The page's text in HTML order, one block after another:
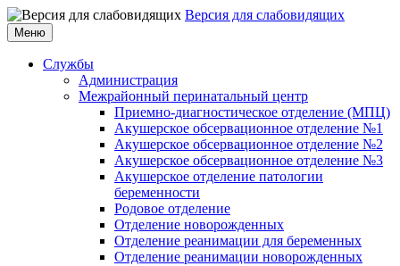
Версия для слабовидящих
Меню
Службы
Администрация
Межрайонный перинатальный центр
Приемно-диагностическое отделение (МПЦ)
Акушерское обсервационное отделение №1
Акушерское обсервационное отделение №2
Акушерское обсервационное отделение №3
Акушерское отделение патологии
беременности
Родовое отделение
Отделение новорожденных
Отделение реанимации для беременных
Отделение реанимации новорожденных